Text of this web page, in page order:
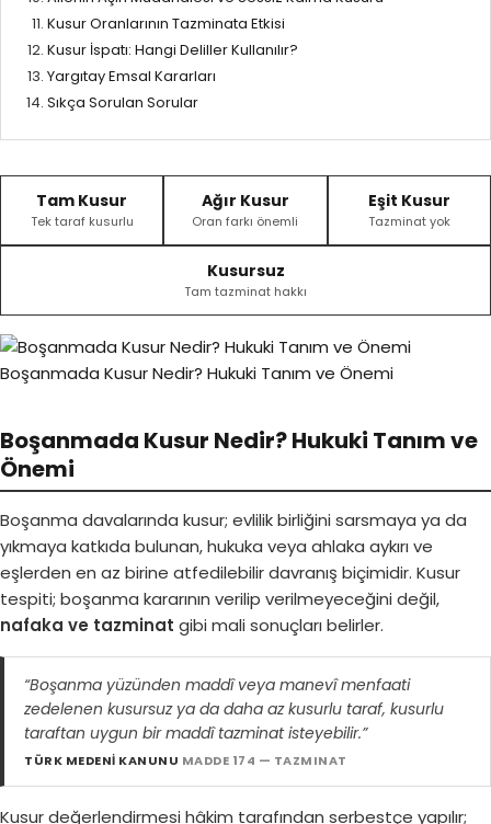
Kusur Oranlarının Tazminata Etkisi
Kusur İspatı: Hangi Deliller Kullanılır?
Yargıtay Emsal Kararları
Sıkça Sorulan Sorular
Tam Kusur
Tek taraf kusurlu
Ağır Kusur
Oran farkı önemli
Eşit Kusur
Tazminat yok
Kusursuz
Tam tazminat hakkı
Boşanmada Kusur Nedir? Hukuki Tanım ve Önemi
Boşanmada Kusur Nedir? Hukuki Tanım ve
Önemi
Boşanma davalarında kusur; evlilik birliğini sarsmaya ya da
yıkmaya katkıda bulunan, hukuka veya ahlaka aykırı ve
eşlerden en az birine atfedilebilir davranış biçimidir. Kusur
tespiti; boşanma kararının verilip verilmeyeceğini değil,
nafaka ve tazminat gibi mali sonuçları belirler.
“Boşanma yüzünden maddî veya manevî menfaati
zedelenen kusursuz ya da daha az kusurlu taraf, kusurlu
taraftan uygun bir maddî tazminat isteyebilir.”
TÜRK MEDENİ KANUNU MADDE 174 — TAZMINAT
Kusur değerlendirmesi hâkim tarafından serbestçe yapılır;